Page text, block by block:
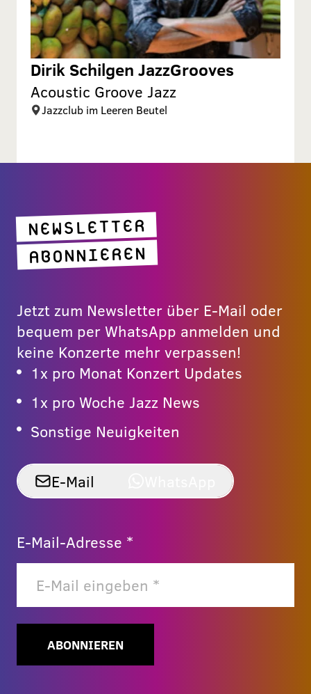
Dirik Schilgen JazzGrooves
Acoustic Groove Jazz
Jazzclub im Leeren Beutel
NEWSLETTER
ABONNIEREN
Jetzt zum Newsletter über E-Mail oder
bequem per WhatsApp anmelden und
keine Konzerte mehr verpassen!
1x pro Monat Konzert Updates
1x pro Woche Jazz News
Sonstige Neuigkeiten
E-Mail
E-Mail-Adresse *
ABONNIEREN